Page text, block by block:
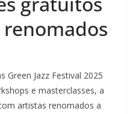
Green Jazz Festival 2025
e masterclasses, a
artistas renomados a